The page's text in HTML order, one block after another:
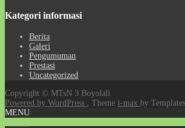
Kategori informasi
Berita
Galeri
Pengumuman
Prestasi
Uncategorized
Copyright © MTsN 3 Boyolali
Powered by WordPress
, Theme i-max by
MENU